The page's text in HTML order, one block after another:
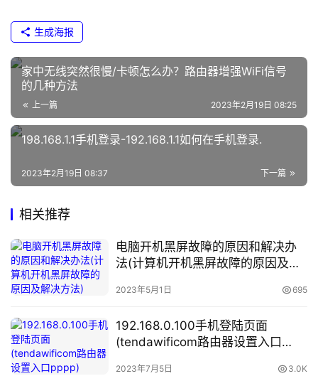
t
p
i
路
由
器
设
置
常
见
问
生成海报
家中无线突然很慢/卡顿怎么办？路由器增强WiFi信号
的几种方法
上一篇 2023年2月19日 08:25
198.168.1.1手机登录-192.168.1.1如何在手机登录.
下一篇
2023年2月19日 08:37
相关推荐
电脑开机黑屏故障的原因和解决办
法(计算机开机黑屏故障的原因及解
2023年5月1日 695
192.168.0.100手机登陆页面
(tendawificom路由器设置入口
2023年7月5日 3.0K